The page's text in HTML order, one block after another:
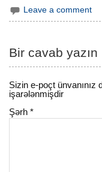
Leave a comment
Bir cavab yazın
Sizin e-poçt ünvanınız
işarələnmişdir
Şərh*